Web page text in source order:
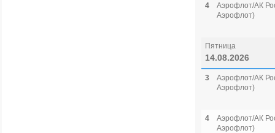
4
Аэрофлот/АК
Аэрофлот)
Пятница
14.08.2026
3
Аэрофлот/АК
Аэрофлот)
4
Аэрофлот/АК
Аэрофлот)